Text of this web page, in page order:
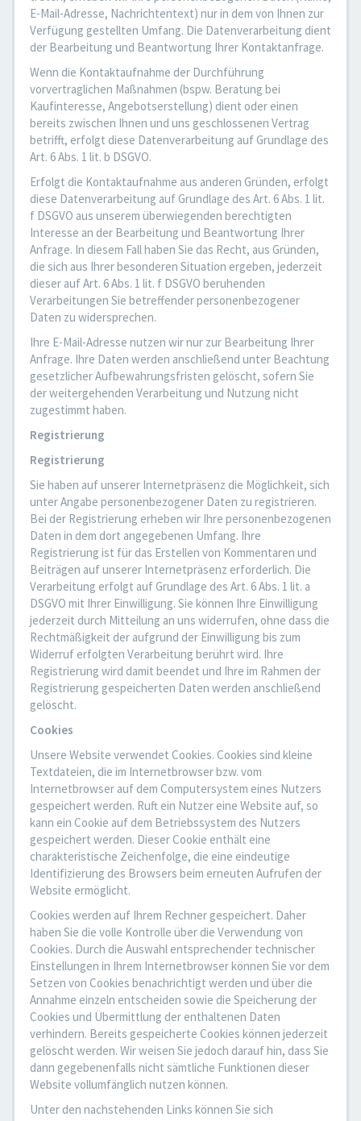
E-Mail-Adresse, Nachrichtentext) nur in dem von Ihnen zur
Verfügung gestellten Umfang. Die Datenverarbeitung dient
der Bearbeitung und Beantwortung Ihrer Kontaktanfrage.
Wenn die Kontaktaufnahme der Durchführung
vorvertraglichen Maßnahmen (bspw. Beratung bei
Kaufinteresse, Angebotserstellung) dient oder einen
bereits zwischen Ihnen und uns geschlossenen Vertrag
betrifft, erfolgt diese Datenverarbeitung auf Grundlage des
Art. 6 Abs. 1 lit. b DSGVO.
Erfolgt die Kontaktaufnahme aus anderen Gründen, erfolgt
diese Datenverarbeitung auf Grundlage des Art. 6 Abs. 1 lit.
f DSGVO aus unserem überwiegenden berechtigten
Interesse an der Bearbeitung und Beantwortung Ihrer
Anfrage. In diesem Fall haben Sie das Recht, aus Gründen,
die sich aus Ihrer besonderen Situation ergeben, jederzeit
dieser auf Art. 6 Abs. 1 lit. f DSGVO beruhenden
Verarbeitungen Sie betreffender personenbezogener
Daten zu widersprechen.
Ihre E-Mail-Adresse nutzen wir nur zur Bearbeitung Ihrer
Anfrage. Ihre Daten werden anschließend unter Beachtung
gesetzlicher Aufbewahrungsfristen gelöscht, sofern Sie
der weitergehenden Verarbeitung und Nutzung nicht
zugestimmt haben.
Registrierung
Registrierung
Sie haben auf unserer Internetpräsenz die Möglichkeit, sich
unter Angabe personenbezogener Daten zu registrieren.
Bei der Registrierung erheben wir Ihre personenbezogenen
Daten in dem dort angegebenen Umfang. Ihre
Registrierung ist für das Erstellen von Kommentaren und
Beiträgen auf unserer Internetpräsenz erforderlich. Die
Verarbeitung erfolgt auf Grundlage des Art. 6 Abs. 1 lit. a
DSGVO mit Ihrer Einwilligung. Sie können Ihre Einwilligung
jederzeit durch Mitteilung an uns widerrufen, ohne dass die
Rechtmäßigkeit der aufgrund der Einwilligung bis zum
Widerruf erfolgten Verarbeitung berührt wird. Ihre
Registrierung wird damit beendet und Ihre im Rahmen der
Registrierung gespeicherten Daten werden anschließend
gelöscht.
Cookies
Unsere Website verwendet Cookies. Cookies sind kleine
Textdateien, die im Internetbrowser bzw. vom
Internetbrowser auf dem Computersystem eines Nutzers
gespeichert werden. Ruft ein Nutzer eine Website auf, so
kann ein Cookie auf dem Betriebssystem des Nutzers
gespeichert werden. Dieser Cookie enthält eine
charakteristische Zeichenfolge, die eine eindeutige
Identifizierung des Browsers beim erneuten Aufrufen der
Website ermöglicht.
Cookies werden auf Ihrem Rechner gespeichert. Daher
haben Sie die volle Kontrolle über die Verwendung von
Cookies. Durch die Auswahl entsprechender technischer
Einstellungen in Ihrem Internetbrowser können Sie vor dem
Setzen von Cookies benachrichtigt werden und über die
Annahme einzeln entscheiden sowie die Speicherung der
Cookies und Übermittlung der enthaltenen Daten
verhindern. Bereits gespeicherte Cookies können jederzeit
gelöscht werden. Wir weisen Sie jedoch darauf hin, dass Sie
dann gegebenenfalls nicht sämtliche Funktionen dieser
Website vollumfänglich nutzen können.
Unter den nachstehenden Links können Sie sich